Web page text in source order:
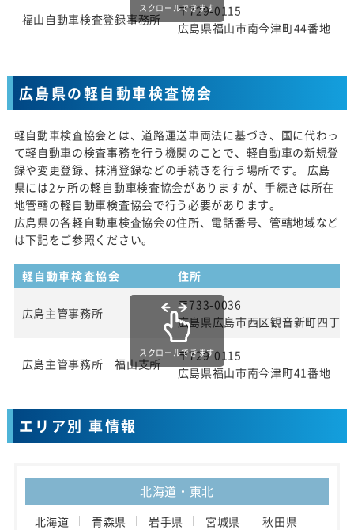
福山自動車検査登録事務所
〒729-0115
広島県福山市南今津町44番地
スクロールできます
広島県の軽自動車検査協会
軽自動車検査協会とは、道路運送車両法に基づき、国に代わっ
て軽自動車の検査事務を行う機関のことで、軽自動車の新規登
録や変更登録、抹消登録などの手続きを行う場所です。 広島
県には2ヶ所の軽自動車検査協会がありますが、手続きは所在
地管轄の軽自動車検査協会で行う必要があります。
広島県の各軽自動車検査協会の住所、電話番号、管轄地域など
は下記をご参照ください。
軽自動車検査協会 住所
広島主管事務所
〒733-0036
広島県広島市西区観音新町四丁
広島主管事務所 福山支所
〒729-0115
広島県福山市南今津町41番地
スクロールできます
エリア別 車情報
北海道・東北
北海道 青森県 岩手県 宮城県
秋田県